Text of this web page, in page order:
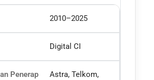
2010–2025
Digital CI
Astra, Telkom,